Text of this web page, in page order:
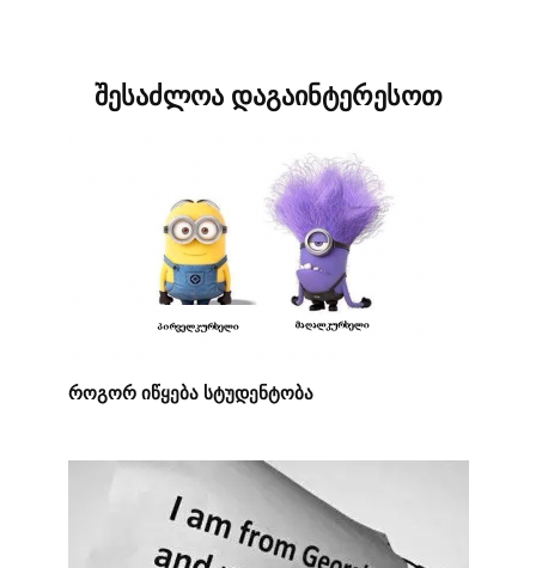
შესაძლოა დაგაინტერესოთ
როგორ იწყება სტუდენტობა